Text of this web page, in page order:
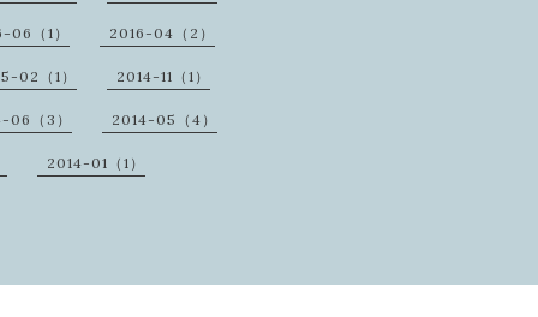
06（1） 2016-04（2）
02（1） 2014-11（1）
06（3） 2014-05（4）
2014-01（1）